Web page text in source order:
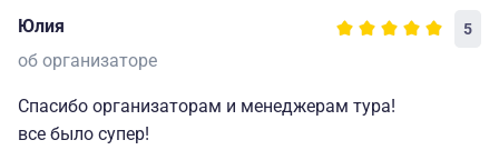
Юлия 5
об организаторе
Спасибо организаторам и менеджерам тура!
все было супер!